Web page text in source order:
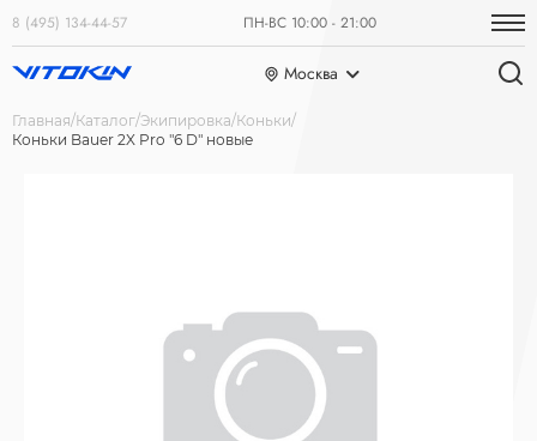
8 (495) 134-44-57 ПН-ВС 10:00 - 21:00
Москва
Главная Каталог Экипировка Коньки
Коньки Bauer 2X Pro "6 D" новые